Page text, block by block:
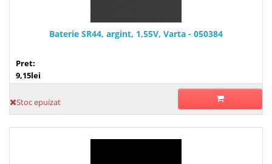
Baterie SR44, argint, 1,55V, Varta - 050384
Pret:
9,15lei
Stoc epuizat